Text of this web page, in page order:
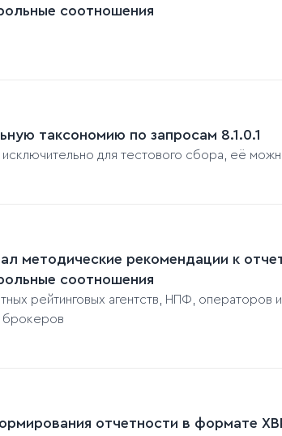
соотношения
таксономию по запросам 8.1.0.1
для тестового сбора, её
методические рекомендации к
соотношения
рейтинговых агентств, НПФ, операторов
брокеров
отчетности в формате